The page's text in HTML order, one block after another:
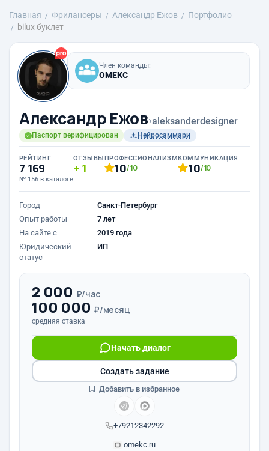
Главная Фрилансеры Александр Ежов
Портфолио
bilux буклет
Член команды:
ОМЕКС
Александр Ежов›aleksanderdesigner
Паспорт верифицирован Нейросаммари
РЕЙТИНГ
7 169
№ 156 в каталоге
ОТЗЫВЫ
1
ПРОФЕССИОНАЛИЗМ
10/10
КОММУНИКАЦИЯ
10/10
Город
Санкт-Петербург
Опыт работы
7 лет
На сайте с
2019 года
Юридический
статус
ИП
2 000 ₽/час
100 000 ₽/месяц
средняя ставка
+79212342292
Начать диалог
omekc.ru
Создать задание
Добавить в избранное